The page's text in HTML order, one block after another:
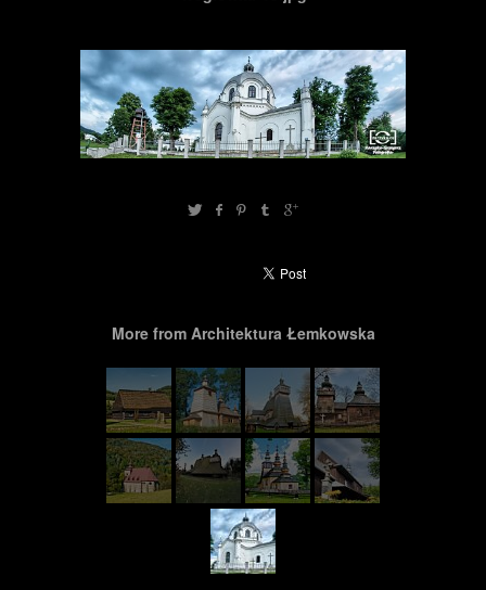
More from Architektura Łemkowska